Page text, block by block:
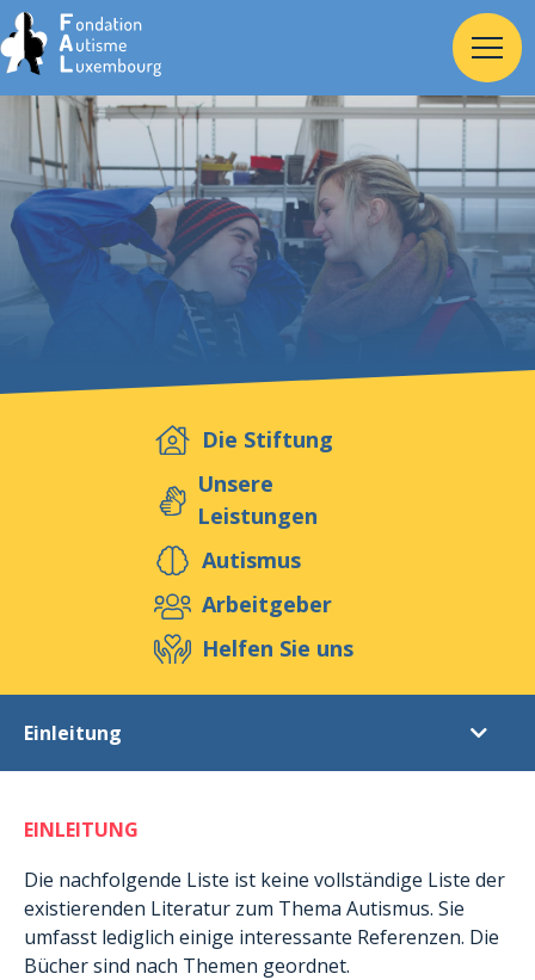
Home
Stiftung
Dienste
Arbeitgeber
Helfen Sie uns
Veranstaltungen Publikationen
Die Stiftung
Unsere
Leistungen
Autismus
Arbeitgeber
Helfen Sie uns
Einleitung
Einleitung
Autismus
Das Asperger-Syndrom (im Allgemeinen)
Das Asperger-Syndrom (bei Frauen und Mädchen)
EINLEITUNG
Die nachfolgende Liste ist keine vollständige Liste der
existierenden Literatur zum Thema Autismus. Sie
umfasst lediglich einige interessante Referenzen. Die
Bücher sind nach Themen geordnet.